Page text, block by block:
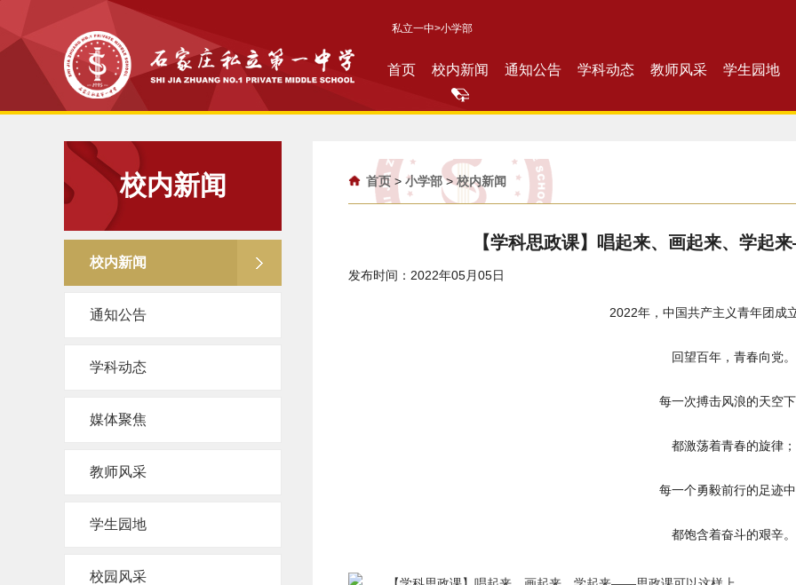
私立一中>小学部
首页 校内新闻 通知公告 学科动态 教师风采 学生园地
校内新闻
校内新闻
通知公告
学科动态
媒体聚焦
教师风采
学生园地
校园风采
首页 > 小学部>校内新闻
【学科思政课】唱起来、画起来、学起
发布时间：2022年05月05日
2022年，中国共产主义青年团成
回望百年，青春向党。
每一次搏击风浪的天空
都激荡着青春的旋律；
每一个勇毅前行的足迹
都饱含着奋斗的艰辛。